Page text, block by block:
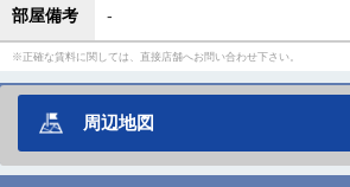
部屋備考 -
正確な賃料に関しては、直接店舗へお問い合わせ下さい。
周辺地図